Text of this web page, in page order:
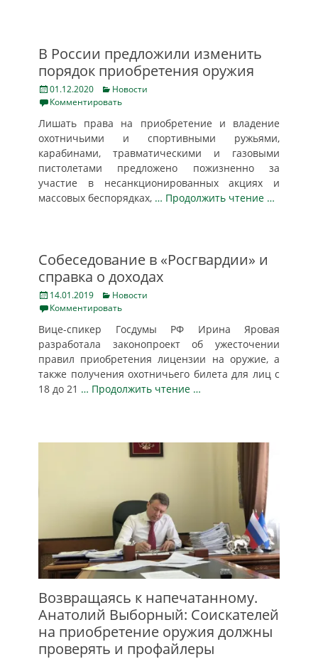
В России предложили изменить
порядок приобретения оружия
Posted
on
01.12.2020 Categories
Новости
Комментировать
Лишать права на приобретение и владение
охотничьими и спортивными ружьями,
карабинами, травматическими и газовыми
пистолетами предложено пожизненно за
участие в несанкционированных акциях и
массовых беспорядках, … Продолжить чтение …
Собеседование в «Росгвардии» и
справка о доходах
Posted
on
14.01.2019 Categories
Новости
Комментировать
Вице-спикер Госдумы РФ Ирина Яровая
разработала законопроект об ужесточении
правил приобретения лицензии на оружие, а
также получения охотничьего билета для лиц с
18 до 21 … Продолжить чтение …
Возвращаясь к напечатанному.
Анатолий Выборный: Соискателей
на приобретение оружия должны
проверять и профайлеры